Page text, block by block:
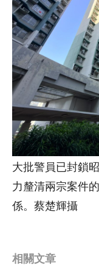
大批警員已封鎖
力釐清兩宗案件
係。蔡楚輝攝
相關文章